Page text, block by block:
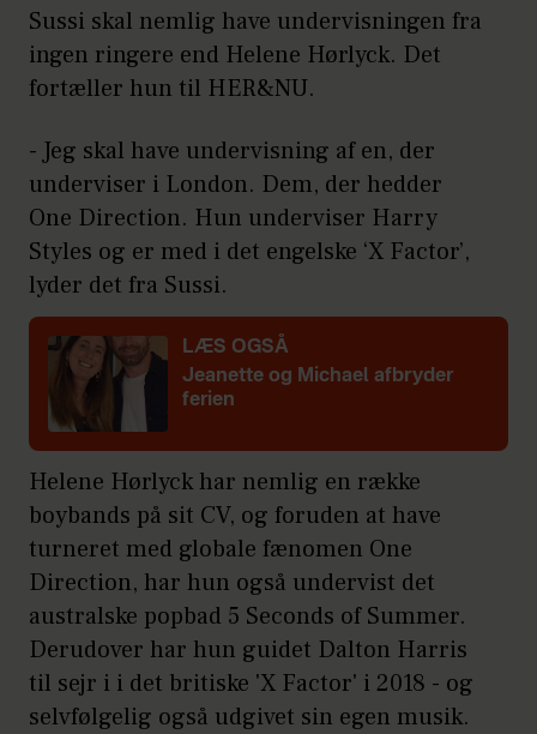
Sussi skal nemlig have undervisningen fra
ingen ringere end Helene Hørlyck. Det
fortæller hun til HER&NU.
- Jeg skal have undervisning af en, der
underviser i London. Dem, der hedder
One Direction. Hun underviser Harry
Styles og er med i det engelske ‘X Factor’,
lyder det fra Sussi.
LÆS OGSÅ
Jeanette og Michael afbryder
ferien
Helene Hørlyck har nemlig en række
boybands på sit CV, og foruden at have
turneret med globale fænomen One
Direction, har hun også undervist det
australske popbad 5 Seconds of Summer.
Derudover har hun guidet Dalton Harris
til sejr i i det britiske 'X Factor' i 2018 - og
selvfølgelig også udgivet sin egen musik.